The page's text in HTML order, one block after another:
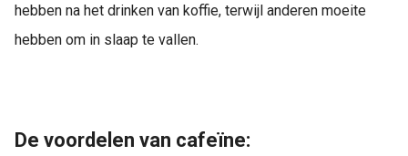
hebben na het drinken van koffie, terwijl anderen moeite
hebben om in slaap te vallen.
De voordelen van cafeïne: